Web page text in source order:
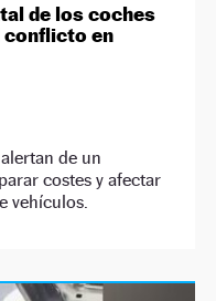
de los coches
conflicto en
de un
costes y afectar
vehículos.